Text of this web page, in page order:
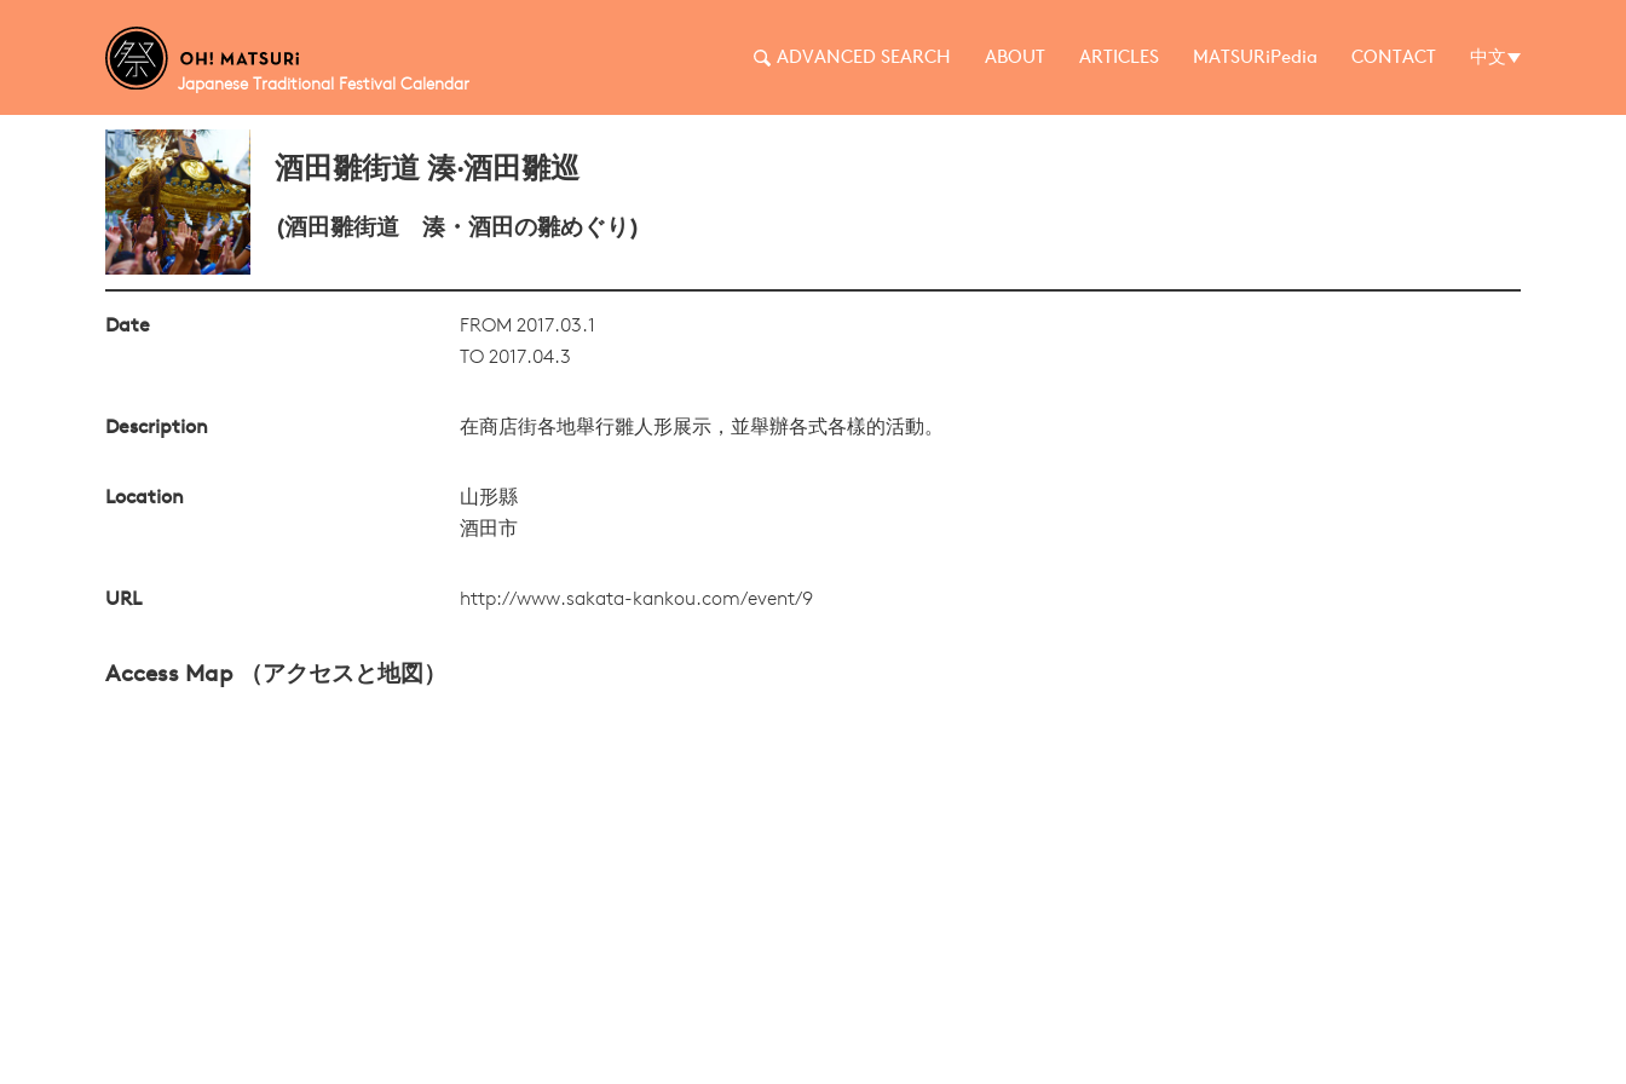
Japanese Traditional Festival Calendar
ADVANCED SEARCH ABOUT ARTICLES MATSURiPedia CONTACT 中文
酒田雛街道 湊‧酒田雛巡
(酒田雛街道 湊・酒田の雛めぐり)
Date
FROM 2017.03.1
TO 2017.04.3
Description 在商店街各地舉行雛人形展示，並舉辦各式各樣的活動。
Location
山形縣
酒田市
URL http://www.sakata-kankou.com/event/9
Access Map （アクセスと地図）